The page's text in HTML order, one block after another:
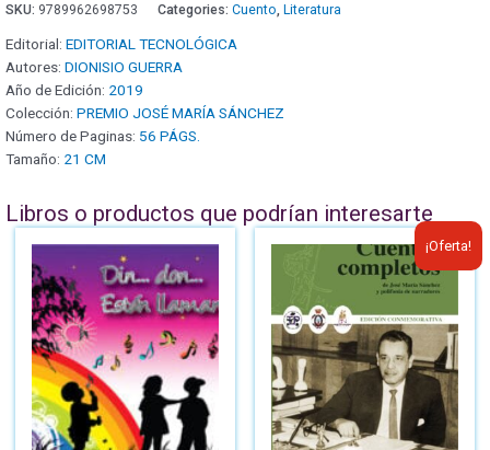
SKU: 9789962698753 Categories: Cuento, Literatura
Editorial: EDITORIAL TECNOLÓGICA
Autores: DIONISIO GUERRA
Año de Edición: 2019
Colección: PREMIO JOSÉ MARÍA SÁNCHEZ
Número de Paginas: 56 PÁGS.
Tamaño: 21 CM
Libros o productos que podrían interesarte
¡Oferta!